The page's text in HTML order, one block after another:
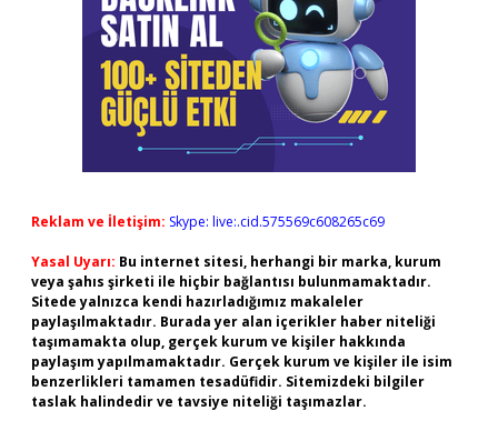
Reklam ve İletişim: Skype: live:.cid.575569c608265c69
Yasal Uyarı: Bu internet sitesi, herhangi bir marka, kurum
veya şahıs şirketi ile hiçbir bağlantısı bulunmamaktadır.
Sitede yalnızca kendi hazırladığımız makaleler
paylaşılmaktadır. Burada yer alan içerikler haber niteliği
taşımamakta olup, gerçek kurum ve kişiler hakkında
paylaşım yapılmamaktadır. Gerçek kurum ve kişiler ile isim
benzerlikleri tamamen tesadüfidir. Sitemizdeki bilgiler
taslak halindedir ve tavsiye niteliği taşımazlar.